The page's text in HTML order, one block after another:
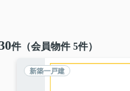
件（会員物件 5件）
新築一戸建